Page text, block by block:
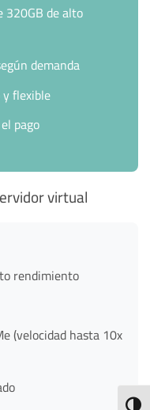
320GB de alto
demanda
flexible
pago
virtual
rendimiento
(velocidad hasta 10x